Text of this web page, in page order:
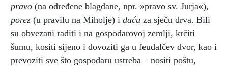
pravo (na određene blagdane, npr. »pravo sv. Jurja«),
porez (u pravilu na Miholje) i daću za sječu drva. Bili
su obvezani raditi i na gospodarovoj zemlji, krčiti
šumu, kositi sijeno i dovoziti ga u feudalčev dvor, kao i
prevoziti sve što gospodaru ustreba – nositi poštu,